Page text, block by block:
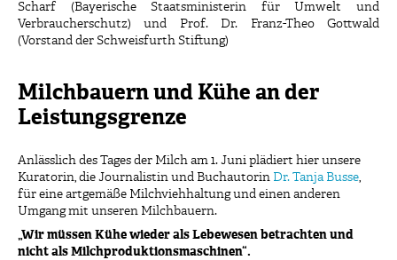
Scharf (Bayerische Staatsministerin für Umwelt und
Verbraucherschutz) und Prof. Dr. Franz-Theo Gottwald
(Vorstand der Schweisfurth Stiftung)
Milchbauern und Kühe an der
Leistungsgrenze
Anlässlich des Tages der Milch am 1. Juni plädiert hier unsere
Kuratorin, die Journalistin und Buchautorin Dr. Tanja Busse,
für eine artgemäße Milchviehhaltung und einen anderen
Umgang mit unseren Milchbauern.
„Wir müssen Kühe wieder als Lebewesen betrachten und
nicht als Milchproduktionsmaschinen“.